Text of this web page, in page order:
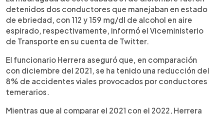
detenidos dos conductores que manejaban en estado
de ebriedad, con 112 y 159 mg/dl de alcohol en aire
espirado, respectivamente, informó el Viceministerio
de Transporte en su cuenta de Twitter.
El funcionario Herrera aseguró que, en comparación
con diciembre del 2021, se ha tenido una reducción del
8% de accidentes viales provocados por conductores
temerarios.
Mientras que al comparar el 2021 con el 2022, Herrera